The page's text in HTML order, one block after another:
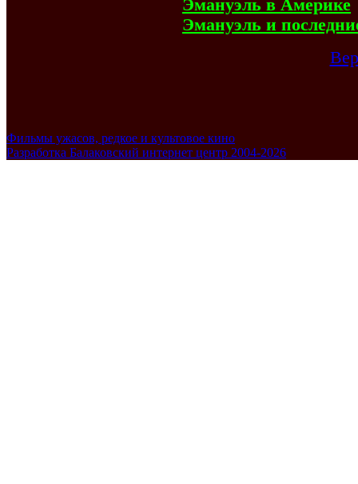
Эмануэль в Америке
Эмануэль и
Фильмы ужасов, редкое и культовое кино
Разработка Балаковский интернет центр 2004-2026